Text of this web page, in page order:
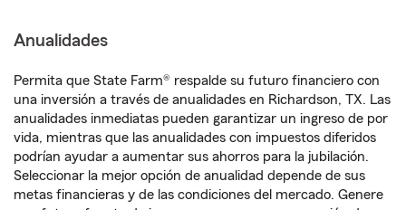
Anualidades
Permita que State Farm® respalde su futuro financiero con
una inversión a través de anualidades en Richardson, TX. Las
anualidades inmediatas pueden garantizar un ingreso de por
vida, mientras que las anualidades con impuestos diferidos
podrían ayudar a aumentar sus ahorros para la jubilación.
Seleccionar la mejor opción de anualidad depende de sus
metas financieras y de las condiciones del mercado. Genere